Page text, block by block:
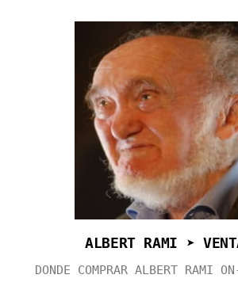
ALBERT RAMI ➤
DONDE COMPRAR ALBERT RAMI